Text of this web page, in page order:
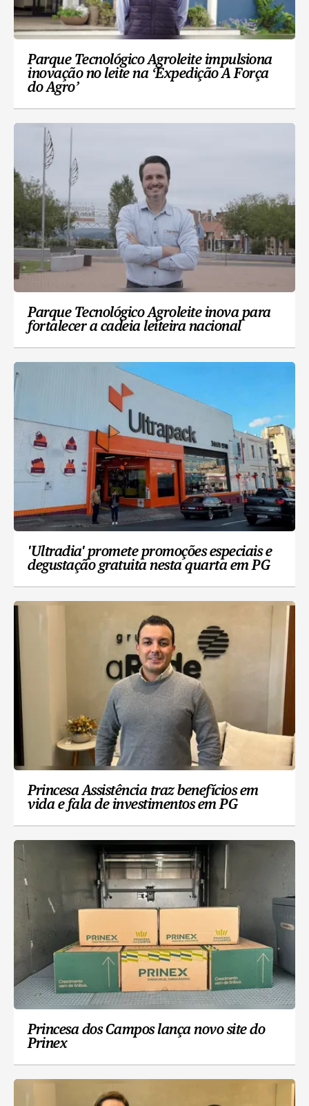
Parque Tecnológico Agroleite impulsiona
inovação no leite na ‘Expedição A Força
do Agro’
Parque Tecnológico Agroleite inova para
fortalecer a cadeia leiteira nacional
'Ultradia' promete promoções especiais e
degustação gratuita nesta quarta em PG
Princesa Assistência traz benefícios em
vida e fala de investimentos em PG
Princesa dos Campos lança novo site do
Prinex